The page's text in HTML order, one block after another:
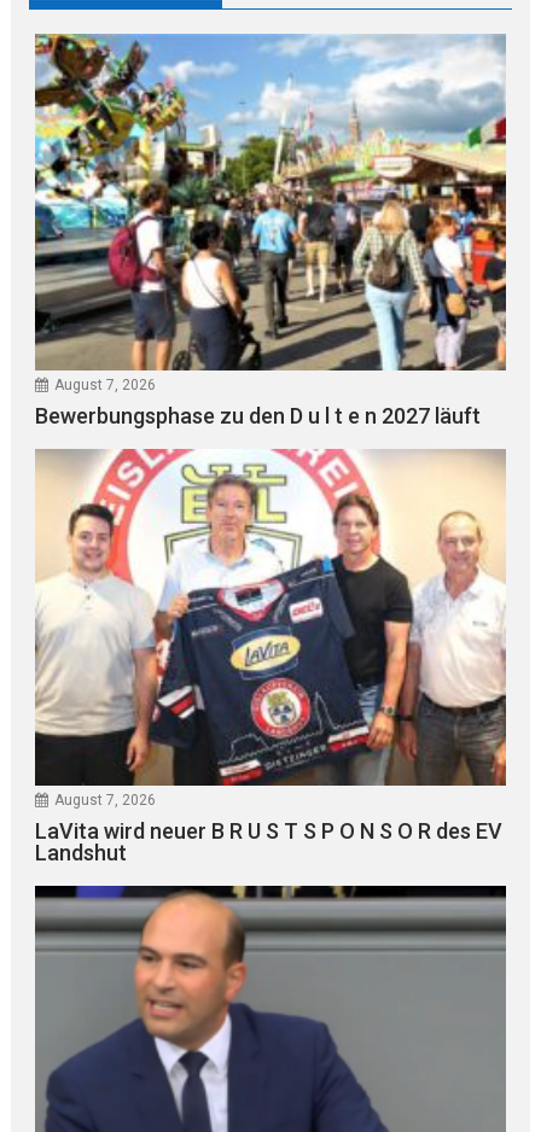
August 7, 2026
Bewerbungsphase zu den D u l t e n 2027 läuft
August 7, 2026
LaVita wird neuer B R U S T S P O N S O R des EV
Landshut